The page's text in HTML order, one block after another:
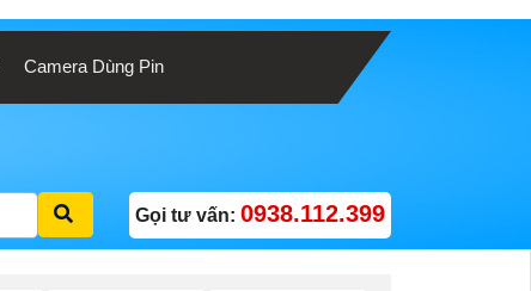
Camera Dùng Pin
Gọi tư vấn: 0938.112.399